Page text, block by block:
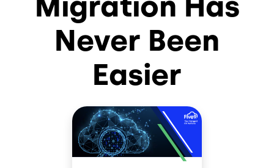
Never Been
Easier